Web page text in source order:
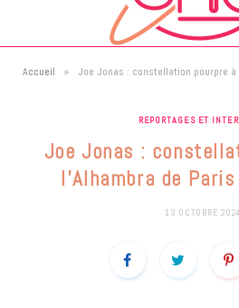
Accueil » Joe Jonas : constellation pourpre à
REPORTAGES ET
Joe Jonas :
l’Alhambra de
13 OCTOBRE 2024